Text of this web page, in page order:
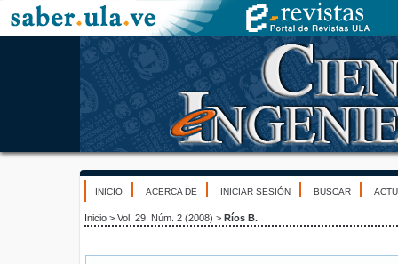
INICIO ACERCA DE INICIAR SESIÓN BUSCAR
Inicio > Vol. 29, Núm. 2 (2008) > Ríos B.